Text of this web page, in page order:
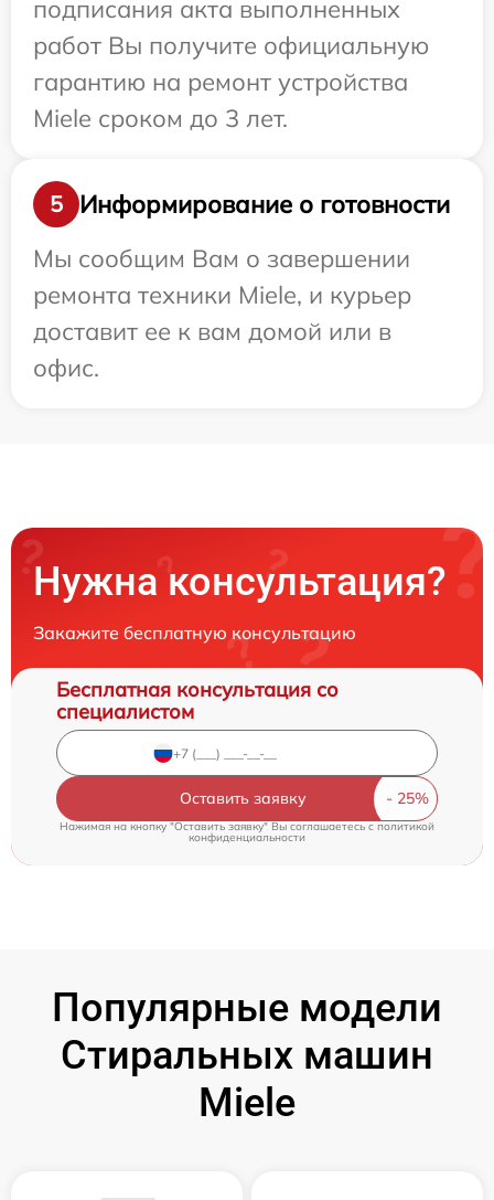
подписания акта выполненных
работ Вы получите официальную
гарантию на ремонт устройства
Miele сроком до 3 лет.
5
Информирование о готовности
Мы сообщим Вам о завершении
ремонта техники Miele, и курьер
доставит ее к вам домой или в
офис.
Нужна консультация?
Закажите бесплатную консультацию
Бесплатная консультация со
специалистом
Оставить заявку
Нажимая на кнопку "Оставить заявку" Вы соглашаетесь cполитикой
конфиденциальности
Популярные модели
Стиральных машин
Miele